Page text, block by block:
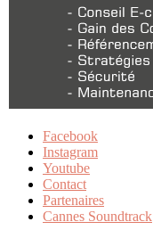
Facebook
Instagram
Youtube
Contact
Partenaires
Cannes Soundtrack